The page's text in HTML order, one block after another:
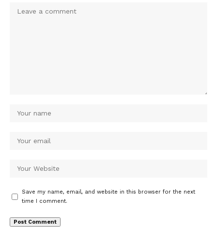
Save my name, email, and website in this browser for the next
time I comment.